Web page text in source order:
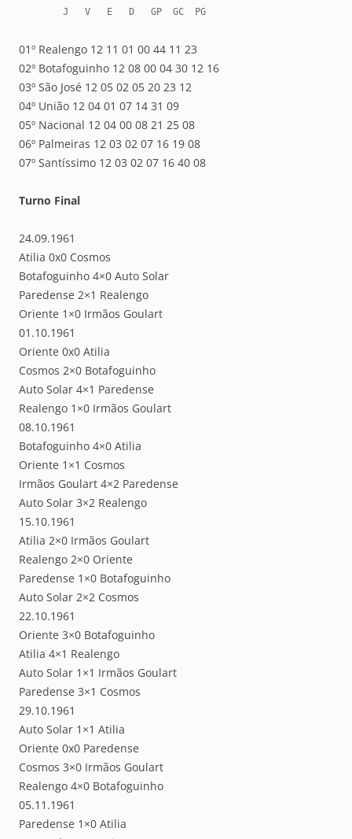
        J   V   E   D   GP  GC  PG
01º Realengo 12 11 01 00 44 11 23
02º Botafoguinho 12 08 00 04 30 12 16
03º São José 12 05 02 05 20 23 12
04º União 12 04 01 07 14 31 09
05º Nacional 12 04 00 08 21 25 08
06º Palmeiras 12 03 02 07 16 19 08
07º Santíssimo 12 03 02 07 16 40 08
Turno Final
24.09.1961
Atilia 0x0 Cosmos
Botafoguinho 4×0 Auto Solar
Paredense 2×1 Realengo
Oriente 1×0 Irmãos Goulart
01.10.1961
Oriente 0x0 Atilia
Cosmos 2×0 Botafoguinho
Auto Solar 4×1 Paredense
Realengo 1×0 Irmãos Goulart
08.10.1961
Botafoguinho 4×0 Atilia
Oriente 1×1 Cosmos
Irmãos Goulart 4×2 Paredense
Auto Solar 3×2 Realengo
15.10.1961
Atilia 2×0 Irmãos Goulart
Realengo 2×0 Oriente
Paredense 1×0 Botafoguinho
Auto Solar 2×2 Cosmos
22.10.1961
Oriente 3×0 Botafoguinho
Atilia 4×1 Realengo
Auto Solar 1×1 Irmãos Goulart
Paredense 3×1 Cosmos
29.10.1961
Auto Solar 1×1 Atilia
Oriente 0x0 Paredense
Cosmos 3×0 Irmãos Goulart
Realengo 4×0 Botafoguinho
05.11.1961
Paredense 1×0 Atilia